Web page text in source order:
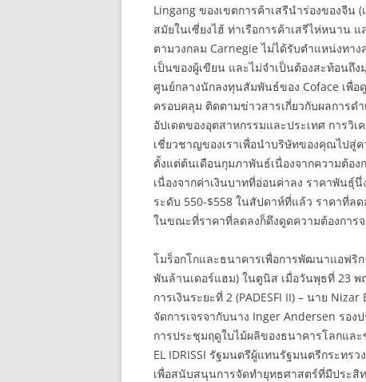
Lingang ของเขตการค้าเสรีนำร่องของจีน
สมัยในเซี่ยงไฮ้ ท่าเรือการค้าเสรีไห่หนาน
ตามวงกลม Carnegie ไม่ได้รับตำแหน่งท
เป็นของผู้เขียน และไม่จำเป็นต้องสะท้อนถึ
ศูนย์กลางนักลงทุนสัมพันธ์ของ Coface เพื่อ
ครอบคลุม ติดตามข่าวสารเกี่ยวกับผลการด
อัปเดตของอุตสาหกรรมและประเทศ การวิ
เชี่ยวชาญของเราเพื่อนำบริษัทของคุณไปสู่
ตั้งแต่ต้นเดือนกุมภาพันธ์เนื่องจากความต้อ
เนื่องจากค่าเงินบาทที่อ่อนค่าลง ราคาพันธุ์
ระดับ 550-$558 ในสัปดาห์ที่แล้ว ราคาที่ล
ในขณะที่ราคาที่ลดลงก็ดึงดูดความต้องการ
โมร็อกโกและธนาคารเพื่อการพัฒนาแอฟริ
พันล้านเดอร์แฮม) ในตูนิส เมื่อวันพุธที่ 23
การเงินระยะที่ 2 (PADESFI II) – นาย
จัดการเจรจากับนาง Inger Andersen รอ
การประชุมฤดูใบไม้ผลิของธนาคารโลกและ
EL IDRISSI รัฐมนตรีผู้แทนรัฐมนตรีกระทร
เพื่อสนับสนุนการจัดทำยุทธศาสตร์ที่มีประสิ